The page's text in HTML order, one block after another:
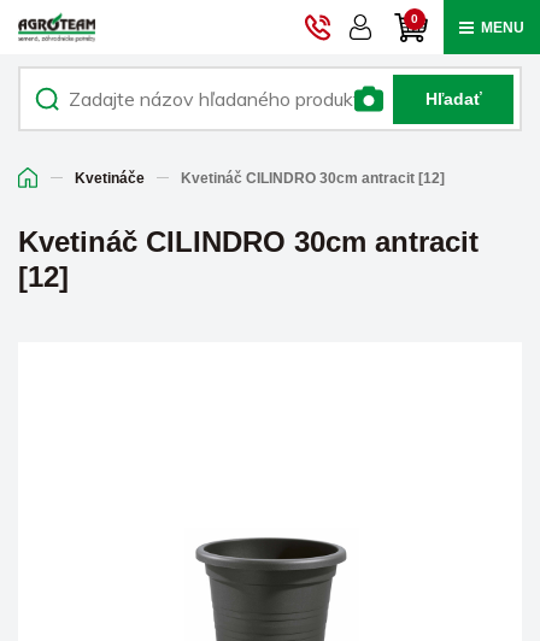
0 MENU
Hľadať
Kvetináče Kvetináč CILINDRO 30cm antracit [12]
Kvetináč CILINDRO 30cm antracit
[12]